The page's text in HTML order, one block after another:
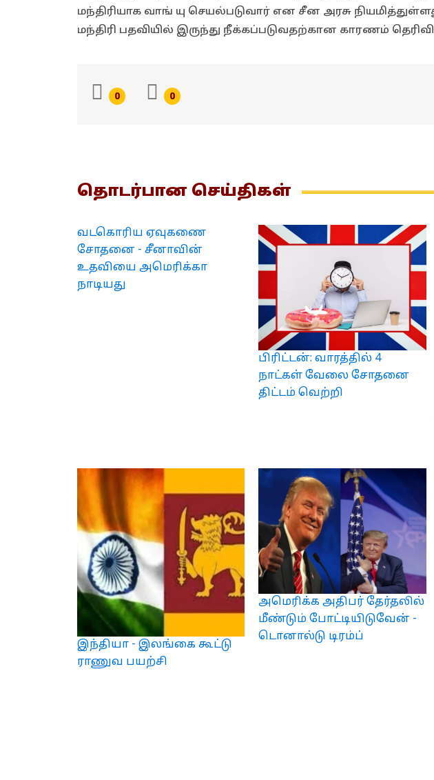
மந்திரியாக வாங் யு செயல்படுவார் என சீன அரசு
மந்திரி பதவியில் இருந்து நீக்கப்படுவதற்கான காரணம்
0 0
தொடர்பான செய்திகள்
வடகொரிய ஏவுகணை
சோதனை - சீனாவின்
உதவியை அமெரிக்கா
நாடியது
பிரிட்டன்: வாரத்தில் 4
நாட்கள் வேலை சோதனை
திட்டம் வெற்றி
இந்தியா - இலங்கை கூட்டு
ராணுவ பயற்சி
அமெரிக்க அதிபர் தேர்தலில்
மீண்டும் போட்டியிடுவேன் -
டொனால்டு டிரம்ப்